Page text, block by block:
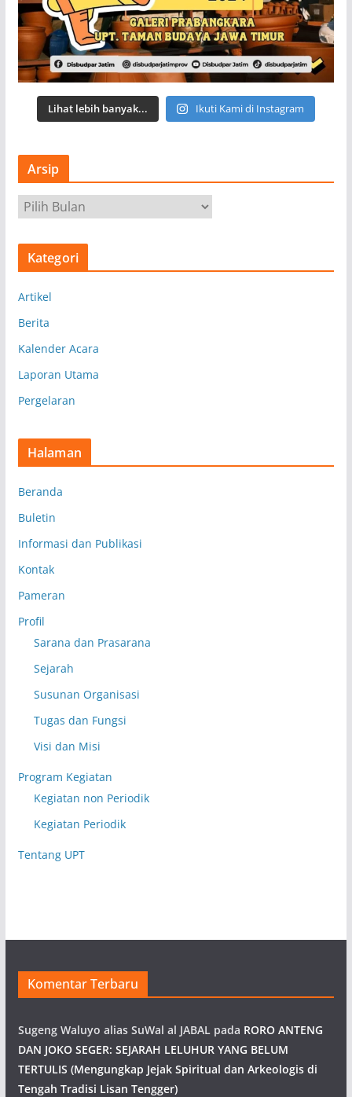
Lihat lebih banyak... Ikuti Kami di Instagram
Arsip
r
s
Kategori
Artikel
Berita
Kalender Acara
Laporan Utama
Pergelaran
Halaman
Beranda
Buletin
Informasi dan Publikasi
Kontak
Pameran
Profil
Sarana dan Prasarana
Sejarah
Susunan Organisasi
Tugas dan Fungsi
Visi dan Misi
Program Kegiatan
Kegiatan non Periodik
Kegiatan Periodik
Tentang UPT
Komentar Terbaru
Sugeng Waluyo alias SuWal al JABAL pada RORO ANTENG
DAN JOKO SEGER: SEJARAH LELUHUR YANG BELUM
TERTULIS (Mengungkap Jejak Spiritual dan Arkeologis di
Tengah Tradisi Lisan Tengger)